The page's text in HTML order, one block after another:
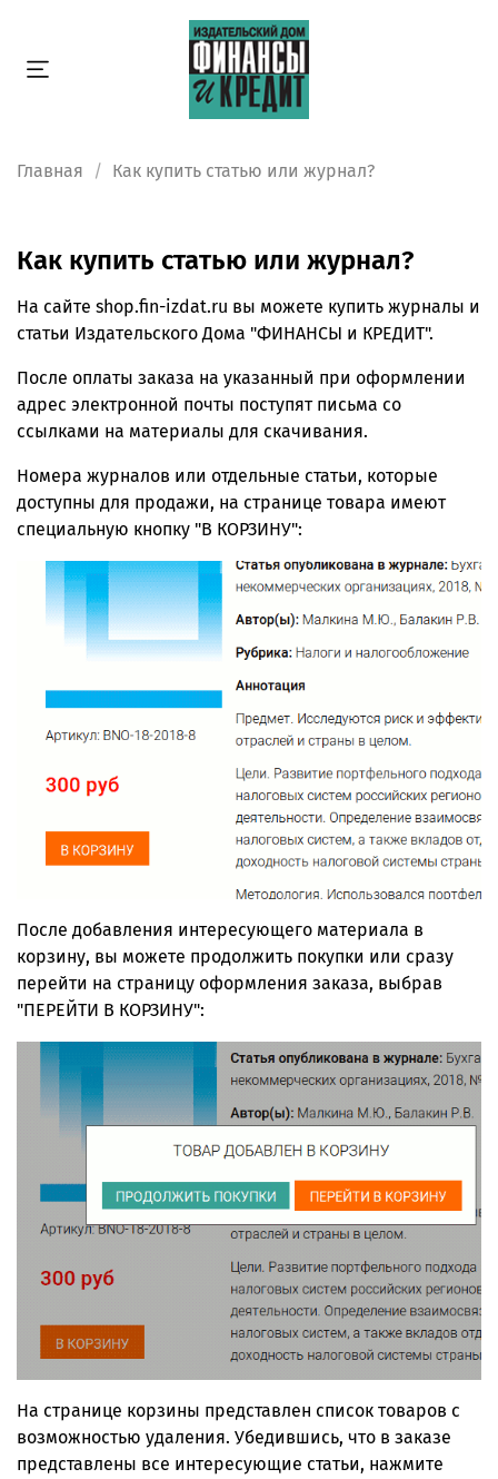
Главная Как купить статью или журнал?
Как купить статью или журнал?
На сайте shop.fin-izdat.ru вы можете купить журналы и
статьи Издательского Дома "ФИНАНСЫ и КРЕДИТ".
После оплаты заказа на указанный при оформлении
адрес электронной почты поступят письма со
ссылками на материалы для скачивания.
Номера журналов или отдельные статьи, которые
доступны для продажи, на странице товара имеют
специальную кнопку "В КОРЗИНУ":
После добавления интересующего материала в
корзину, вы можете продолжить покупки или сразу
перейти на страницу оформления заказа, выбрав
"ПЕРЕЙТИ В КОРЗИНУ":
На странице корзины представлен список товаров с
возможностью удаления. Убедившись, что в заказе
представлены все интересующие статьи, нажмите